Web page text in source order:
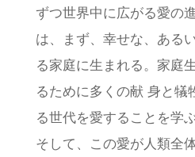
ずつ世界中に広がる愛の
は、まず、幸せな、ある
る家庭に生まれる。家庭
るために多くの献 身と犠
る世代を愛することを学
そして、この愛が人類全